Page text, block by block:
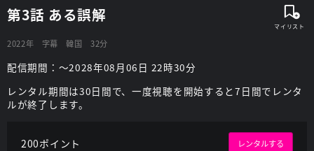
第3話 ある誤解
2022年 字幕 韓国 32分
配信期間：～2028年08月06日 22時30分
レンタル期間は30日間で、一度視聴を開始すると7日間でレンタ
ルが終了します。
200ポイント レンタルする